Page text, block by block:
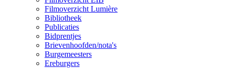
Filmoverzicht Lumière
Bibliotheek
Publicaties
Bidprentjes
Brievenhoofden/nota's
Burgemeesters
Ereburgers